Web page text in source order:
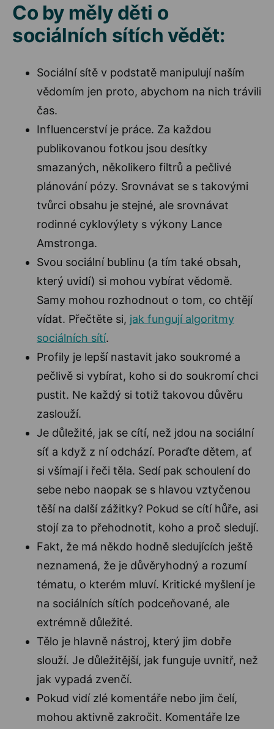
Co by měly děti o
sociálních sítích vědět:
Sociální sítě v podstatě manipulují naším
vědomím jen proto, abychom na nich trávili
čas.
Influencerství je práce. Za každou
publikovanou fotkou jsou desítky
smazaných, několikero filtrů a pečlivé
plánování pózy. Srovnávat se s takovými
tvůrci obsahu je stejné, ale srovnávat
rodinné cyklovýlety s výkony Lance
Amstronga.
Svou sociální bublinu (a tím také obsah,
který uvidí) si mohou vybírat vědomě.
Samy mohou rozhodnout o tom, co chtějí
vídat. Přečtěte si, jak fungují algoritmy
sociálních sítí.
Profily je lepší nastavit jako soukromé a
pečlivě si vybírat, koho si do soukromí chci
pustit. Ne každý si totiž takovou důvěru
zaslouží.
Je důležité, jak se cítí, než jdou na sociální
síť a když z ní odchází. Poraďte dětem, ať
si všímají i řeči těla. Sedí pak schoulení do
sebe nebo naopak se s hlavou vztyčenou
těší na další zážitky? Pokud se cítí hůře, asi
stojí za to přehodnotit, koho a proč sledují.
Fakt, že má někdo hodně sledujících ještě
neznamená, že je důvěryhodný a rozumí
tématu, o kterém mluví. Kritické myšlení je
na sociálních sítích podceňované, ale
extrémně důležité.
Tělo je hlavně nástroj, který jim dobře
slouží. Je důležitější, jak funguje uvnitř, než
jak vypadá zvenčí.
Pokud vidí zlé komentáře nebo jim čelí,
mohou aktivně zakročit. Komentáře lze